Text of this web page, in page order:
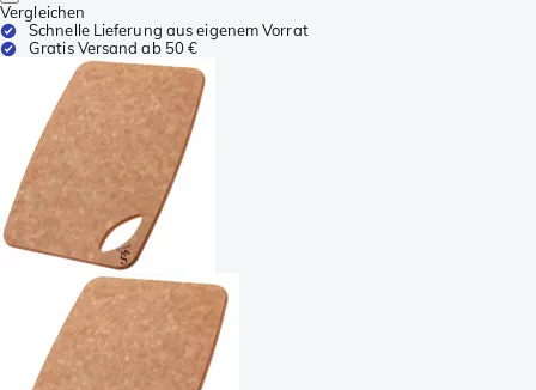
Vergleichen
Schnelle Lieferung aus eigenem Vorrat
Gratis Versand ab 50 €